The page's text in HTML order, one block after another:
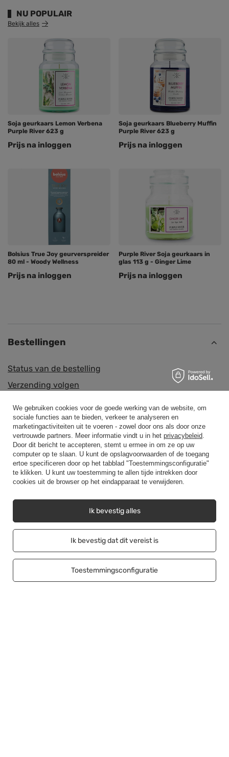
NU POPULAIR
Bekijk alles
Soja geurkaars Lemon Verbena
Purple River 623 g
Prijs na inloggen
Soja geurkaars Blueberry Muffin
Purple River 623 g
Prijs na inloggen
Bolsius True Joy geurverspreider
80 ml - Woody Wellness
Prijs na inloggen
Purple River Soja geurkaars in
glas 113 g - Ginger Lime
Prijs na inloggen
Bestellingen
Status van de bestelling
Verzending volgen
Ik wil een product retourneren
Ik wil de goederen ruilen
Contact
Regelgeving
Helpen
We gebruiken cookies voor de goede werking van de website, om
sociale functies aan te bieden, verkeer te analyseren en
marketingactiviteiten uit te voeren - zowel door ons als door onze
vertrouwde partners. Meer informatie vindt u in het privacybeleid.
Door dit bericht te accepteren, stemt u ermee in om ze op uw
computer op te slaan. U kunt de opslagvoorwaarden of de toegang
ertoe specificeren door op het tabblad "Toestemmingsconfiguratie"
te klikken. U kunt uw toestemming te allen tijde intrekken door
cookies uit de browser op het eindapparaat te verwijderen.
Ik bevestig dat dit vereist is
Toestemmingsconfiguratie
Ik bevestig alles